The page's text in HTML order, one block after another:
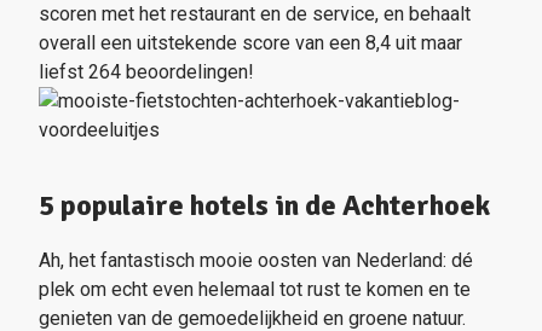
scoren met het restaurant en de service, en behaalt
overall een uitstekende score van een 8,4 uit maar
liefst 264 beoordelingen!
5 populaire hotels in de Achterhoek
Ah, het fantastisch mooie oosten van Nederland: dé
plek om echt even helemaal tot rust te komen en te
genieten van de gemoedelijkheid en groene natuur.